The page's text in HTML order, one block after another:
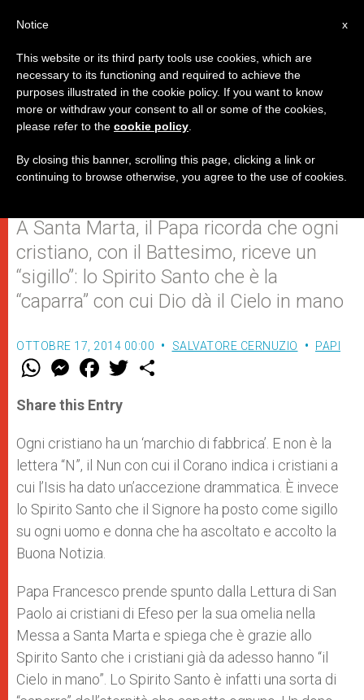
Non diventare cristiani tiepidi,
quelli che vanno a Messa la
domenica e poi vivono da pagani
A Santa Marta, il Papa ricorda che ogni
cristiano, con il Battesimo, riceve un
“sigillo”: lo Spirito Santo che è la
“caparra” con cui Dio dà il Cielo in mano
OTTOBRE 17, 2014 00:00 SALVATORE CERNUZIO PAPI
W
t
s
p
p
M
e
s
e
g
e
r
F
a
e
b
o
k
w
r
Share this Entry
Ogni cristiano ha un ‘marchio di fabbrica’. E non è la
lettera “N”, il Nun con cui il Corano indica i cristiani a
cui l’Isis ha dato un’accezione drammatica. È invece
lo Spirito Santo che il Signore ha posto come sigillo
su ogni uomo e donna che ha ascoltato e accolto la
Buona Notizia.
Papa Francesco prende spunto dalla Lettura di San
Paolo ai cristiani di Efeso per la sua omelia nella
Messa a Santa Marta e spiega che è grazie allo
Spirito Santo che i cristiani già da adesso hanno “il
Cielo in mano”. Lo Spirito Santo è infatti una sorta di
x
Notice
This website or its third party tools use cookies, which are
necessary to its functioning and required to achieve the
purposes illustrated in the cookie policy. If you want to know
more or withdraw your consent to all or some of the cookies,
please refer to the cookie policy
By closing this banner, scrolling this page, clicking a link or
continuing to browse otherwise, you agree to the use of cookies.